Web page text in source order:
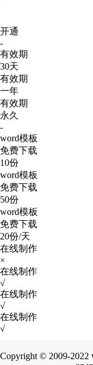
开通
-
有效期
30天
有效期
一年
有效期
永久
-
word模板
免费下载
10份
word模板
免费下载
50份
word模板
免费下载
20份/天
在线制作
×
在线制作
√
在线制作
√
在线制作
√
Copyright © 2009-